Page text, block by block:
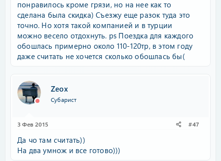
понравилось кроме грязи, но на нее как то
сделана была скидка) Съезжу еще разок туда это
точно. Но хотя такой компанией и в турции
можно весело отдохнуть. ps Поездка для каждого
обошлась примерно около 110-120тр, в этом году
даже считать не хочется сколько обошлась бы(
Zeox
Субарист
3 Фев 2015 #47
Да чо там считать))
На два умнож и все готово)))